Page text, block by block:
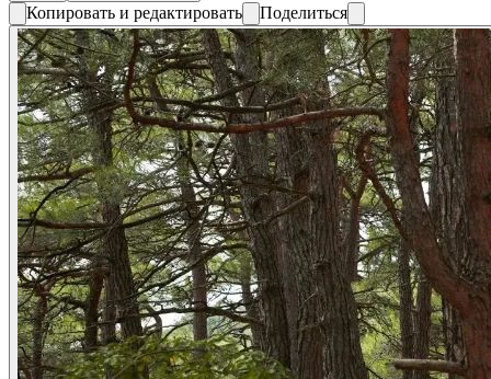
Копировать и редактировать Поделиться